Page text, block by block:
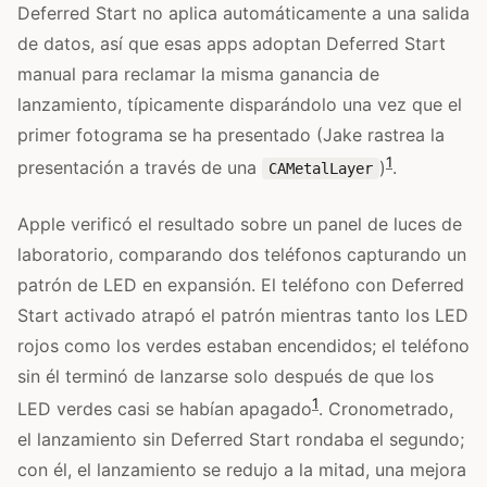
Deferred Start no aplica automáticamente a una salida
de datos, así que esas apps adoptan Deferred Start
manual para reclamar la misma ganancia de
lanzamiento, típicamente disparándolo una vez que el
primer fotograma se ha presentado (Jake rastrea la
presentación a través de una
CAMetalLayer )1.
Apple verificó el resultado sobre un panel de luces de
laboratorio, comparando dos teléfonos capturando un
patrón de LED en expansión. El teléfono con Deferred
Start activado atrapó el patrón mientras tanto los LED
rojos como los verdes estaban encendidos; el teléfono
sin él terminó de lanzarse solo después de que los
LED verdes casi se habían apagado1. Cronometrado,
el lanzamiento sin Deferred Start rondaba el segundo;
con él, el lanzamiento se redujo a la mitad, una mejora